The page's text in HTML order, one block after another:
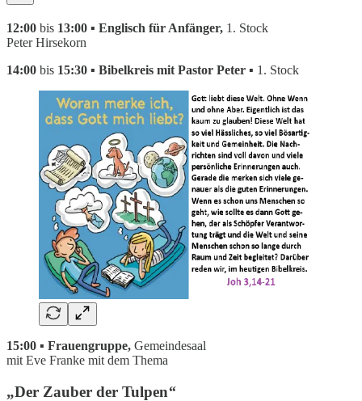
12:00 bis 13:00 ▪ Englisch für Anfänger, 1. Stock
Peter Hirsekorn
14:00 bis 15:30 ▪ Bibelkreis mit Pastor Peter ▪ 1. Stock
15:00 ▪ Frauengruppe, Gemeindesaal
mit Eve Franke mit dem Thema
„Der Zauber der Tulpen“